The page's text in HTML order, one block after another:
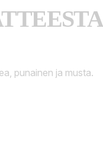
punainen ja musta.